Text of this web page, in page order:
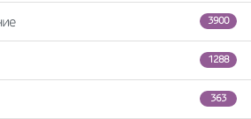
3900
1288
363